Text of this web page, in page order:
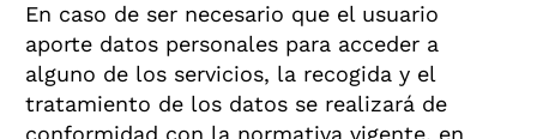
En caso de ser necesario que el usuario
aporte datos personales para acceder a
alguno de los servicios, la recogida y el
tratamiento de los datos se realizará de
conformidad con la normativa vigente, en